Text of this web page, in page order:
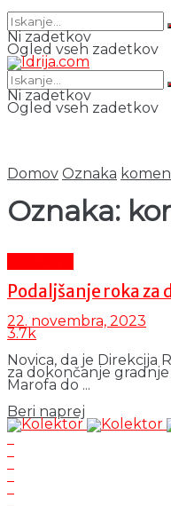
Ni zadetkov
Ogled vseh zadetkov
Ni zadetkov
Ogled vseh zadetkov
Domov Oznaka
Oznaka:
Podaljšanje roka za
22. novembra, 2023
3.7k
Novica, da je Direkcija
za dokončanje
Marofa do ...
Beri naprej